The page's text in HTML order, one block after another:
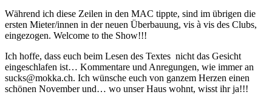
Während ich diese Zeilen in den MAC tippte, sind im übrigen die
ersten Mieter/innen in der neuen Überbauung, vis à vis des Clubs,
eingezogen. Welcome to the Show!!!
Ich hoffe, dass euch beim Lesen des Textes nicht das Gesicht
eingeschlafen ist… Kommentare und Anregungen, wie immer an
sucks@mokka.ch. Ich wünsche euch von ganzem Herzen einen
schönen November und… wo unser Haus wohnt, wisst ihr ja!!!